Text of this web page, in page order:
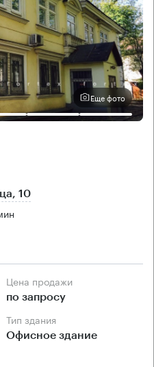
Еще фото
10
Цена продажи
по запросу
Тип здания
Офисное здание